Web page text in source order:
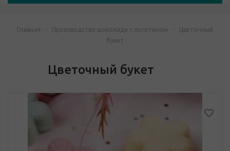
Главная - Производство шоколада с логотипом -
Цветочный
букет
Цветочный букет